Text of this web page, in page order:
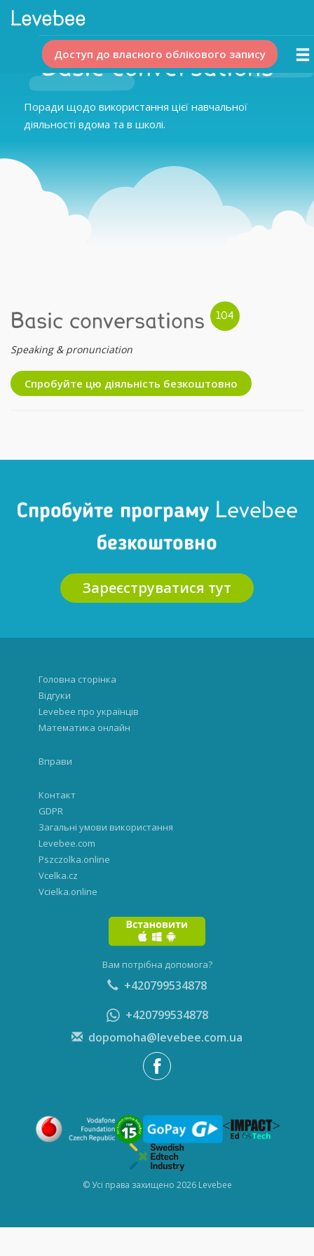
Доступ до власного облікового запису
Basic conversations
Поради щодо використання цієї навчальної
діяльності вдома та в школі.
Basic conversations
Speaking & pronunciation
Спробуйте цю діяльність безкоштовно
Спробуйте програму Levebee
безкоштовно
Зареєструватися тут
Головна сторінка
Відгуки
Levebee про українців
Математика онлайн
Вправи
Контакт
GDPR
Загальні умови використання
Levebee.com
Pszczolka.online
Vcelka.cz
Vcielka.online
Вам потрібна допомога?
+420799534878
+420799534878
dopomoha@levebee.com.ua
© Усі права захищено 2026 Levebee